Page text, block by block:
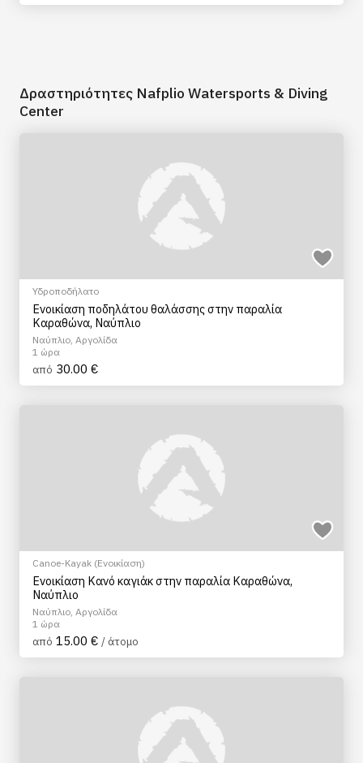
Δραστηριότητες Nafplio Watersports & Diving
Center
Υδροποδήλατο
Ενοικίαση ποδηλάτου θαλάσσης στην παραλία
Καραθώνα, Ναύπλιο
Ναύπλιο, Αργολίδα
1 ώρα
από 30.00 €
Canoe-Kayak (Ενοικίαση)
Ενοικίαση Κανό καγιάκ στην παραλία Καραθώνα,
Ναύπλιο
Ναύπλιο, Αργολίδα
1 ώρα
από 15.00 € / άτομο